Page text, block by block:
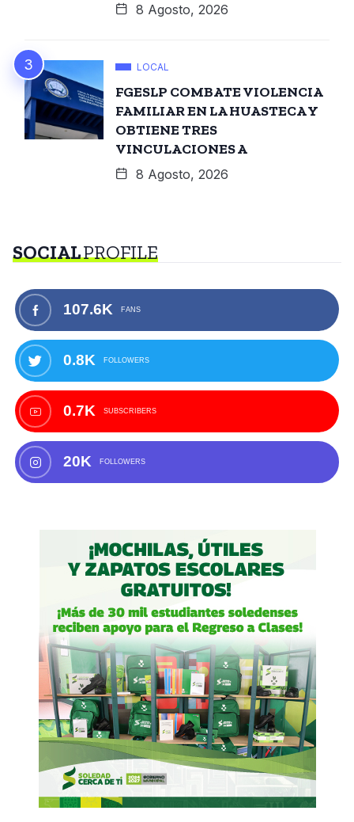
8 Agosto, 2026
LOCAL
FGESLP COMBATE VIOLENCIA
FAMILIAR EN LA HUASTECA Y
OBTIENE TRES
VINCULACIONES A
8 Agosto, 2026
SOCIALPROFILE
107.6K FANS
0.8K FOLLOWERS
0.7K SUBSCRIBERS
20K FOLLOWERS